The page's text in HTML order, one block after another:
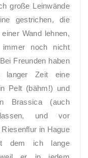
große Leinwände
gestrichen, die
Wand lehnen,
noch nicht
Freunden haben
Zeit eine
Pelt (bähm!) und
Brassica (auch
lassen, und vor
in Hague
dem ich lange